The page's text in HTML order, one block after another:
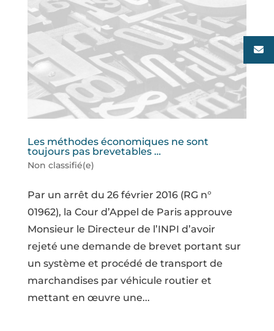
Les méthodes économiques ne sont
toujours pas brevetables …
Non classifié(e)
Par un arrêt du 26 février 2016 (RG n°
01962), la Cour d’Appel de Paris approuve
Monsieur le Directeur de l’INPI d’avoir
rejeté une demande de brevet portant sur
un système et procédé de transport de
marchandises par véhicule routier et
mettant en œuvre une...